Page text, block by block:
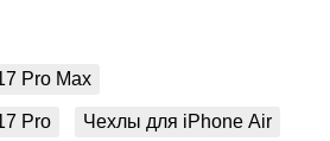
Pro Max
Pro Чехлы для iPhone Air